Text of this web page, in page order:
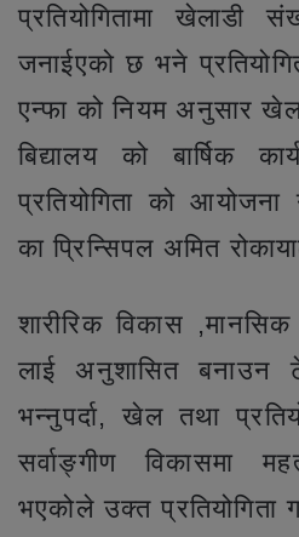
प्रतियोगितामा खेलाडी
जनाईएको छ भने
एन्फा को नियम अनुसार
बिद्यालय को बार्षिक
प्रतियोगिता को आयोजना
का प्रिन्सिपल अमित
शारीरिक विकास ,मानसिक
लाई अनुशासित बनाउन
भन्नुपर्दा, खेल तथा
सर्वाङ्गीण विकासमा
भएकोले उक्त प्रतियोगिता